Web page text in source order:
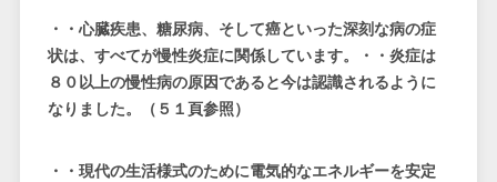
・・心臓疾患、糖尿病、そして癌といった深刻な病の症
状は、すべてが慢性炎症に関係しています。・・炎症は
８０以上の慢性病の原因であると今は認識されるように
なりました。（５１頁参照）
・・現代の生活様式のために電気的なエネルギーを安定